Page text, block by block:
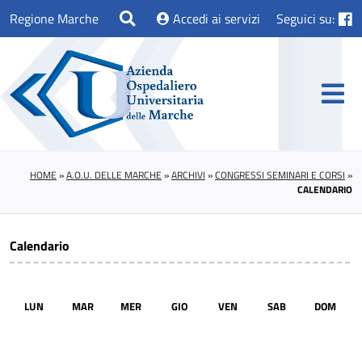
Regione Marche Accedi ai servizi Seguici su:
HOME »A.O.U. DELLE MARCHE »ARCHIVI »CONGRESSI SEMINARI E CORSI »
CALENDARIO
Calendario
LUN MAR MER GIO VEN SAB DOM